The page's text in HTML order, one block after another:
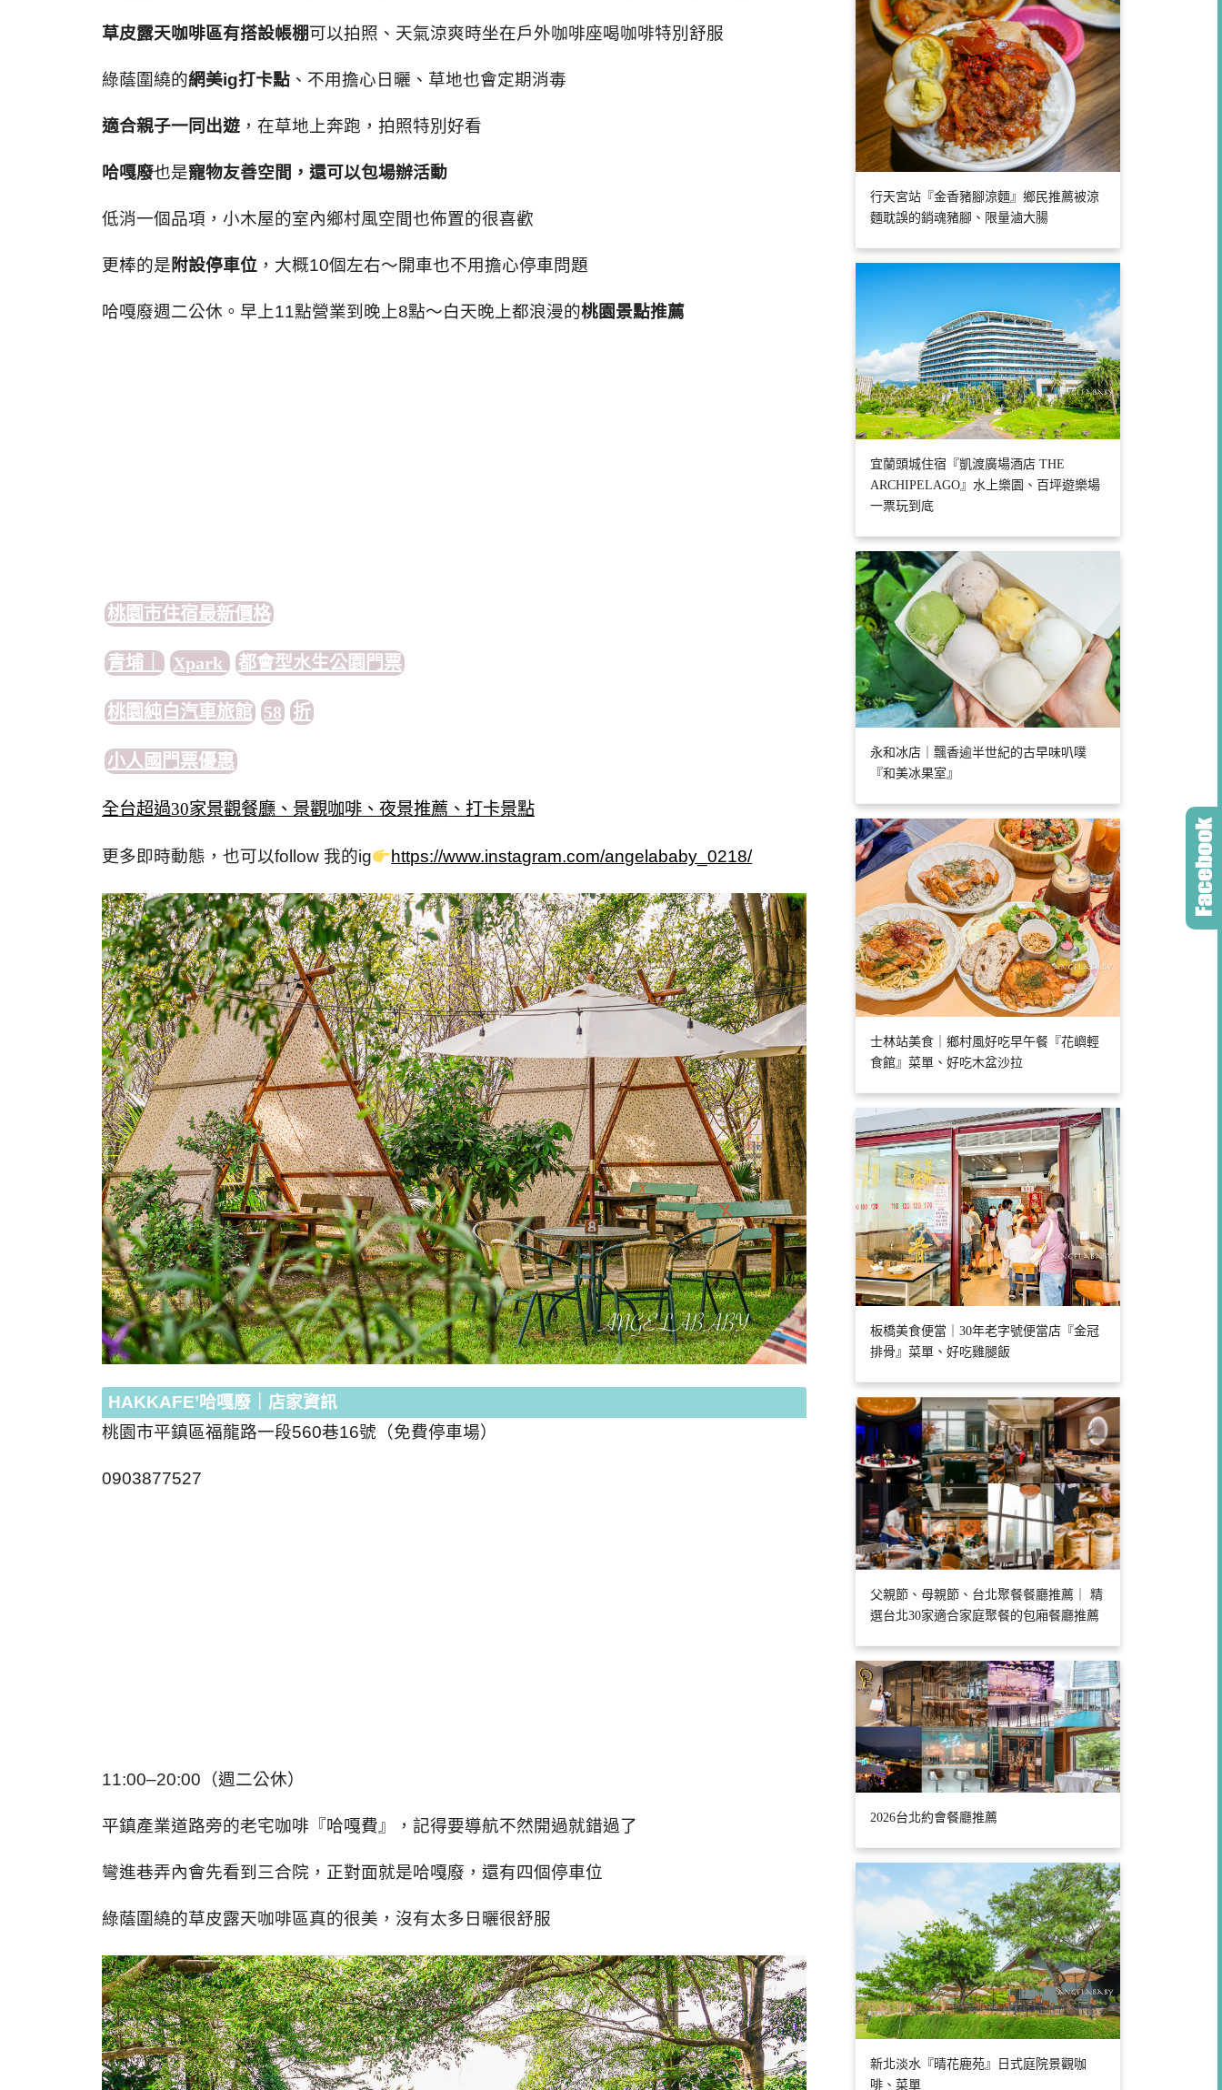
草皮露天咖啡區有搭設帳棚可以拍照、天氣涼爽時坐在戶外咖啡座喝咖啡特別舒服
綠蔭圍繞的網美ig打卡點 、不用擔心日曬、草地也會定期消毒
適合親子一同出遊 ，在草地上奔跑，拍照特別好看
哈嘎廢也是寵物友善空間，還可以包場辦活動
低消一個品項 ，小木屋的室內鄉村風空間也佈置的很喜歡
更棒的是附設停車位 ，大概10個左右～開車也不用擔心停車問題
哈嘎廢週二公休。早上11點營業到晚上8點～白天晚上都浪漫的桃園景點推薦
桃園市住宿最新價格
青埔｜ Xpark 都會型水生公園門票
桃園純白汽車旅館 58 折
小人國門票優惠
全台超過30家景觀餐廳、景觀咖啡、夜景推薦、打卡景點
更多即時動態，也可以follow 我的ig https://www.instagram.com/angelababy_0218/
HAKKAFE’哈嘎廢｜店家資訊
桃園市平鎮區福龍路一段560巷16號（免費停車場）
0903877527
11:00–20:00 （週二公休）
平鎮產業道路旁的老宅咖啡『哈嘎費』，記得要導航不然開過就錯過了
彎進巷弄內會先看到三合院，正對面就是哈嘎廢，還有四個停車位
綠蔭圍繞的草皮露天咖啡區真的很美，沒有太多日曬很舒服
行天宮站『金香豬腳涼麵』鄉民推薦被涼
麵耽誤的銷魂豬腳、限量滷大腸
宜蘭頭城住宿『凱渡廣場酒店 THE
ARCHIPELAGO』水上樂園、百坪遊樂場
一票玩到底
永和冰店｜飄香逾半世紀的古早味叭噗
『和美冰果室』
士林站美食｜鄉村風好吃早午餐『花嶼輕
食館』菜單、好吃木盆沙拉
板橋美食便當｜30年老字號便當店『金冠
排骨』菜單、好吃雞腿飯
父親節、母親節、台北聚餐餐廳推薦｜ 精
選台北30家適合家庭聚餐的包廂餐廳推薦
2026台北約會餐廳推薦
新北淡水『晴花鹿苑』日式庭院景觀咖
啡、菜單